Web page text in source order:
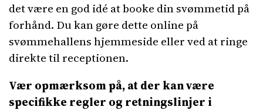
det være en god idé at booke din svømmetid på
forhånd. Du kan gøre dette online på
svømmehallens hjemmeside eller ved at ringe
direkte til receptionen.
Vær opmærksom på, at der kan være
specifikke regler og retningslinjer i